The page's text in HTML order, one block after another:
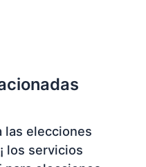
las elecciones
los servicios